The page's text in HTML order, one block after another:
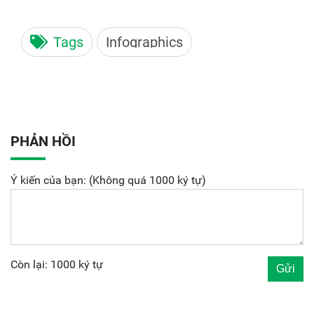
Tags Infographics
PHẢN HỒI
Ý kiến của bạn: (Không quá 1000 ký tự)
Còn lại: 1000 ký tự